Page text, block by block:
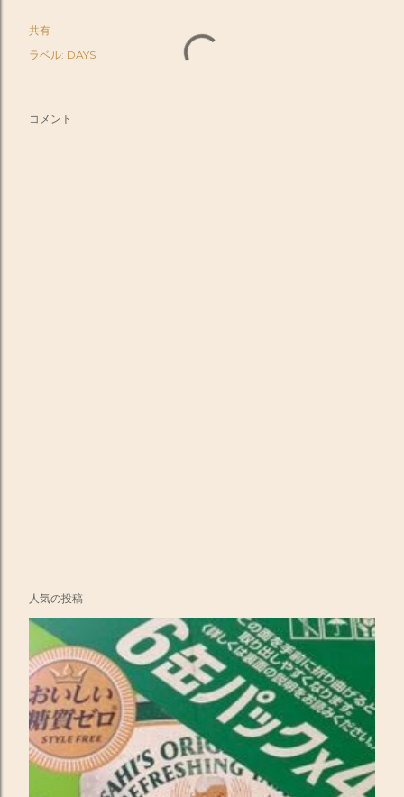
共有
ラベル: DAYS
コメント
人気の投稿